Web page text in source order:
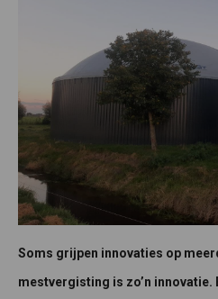
Soms grijpen innovaties op
mestvergisting is zo’n